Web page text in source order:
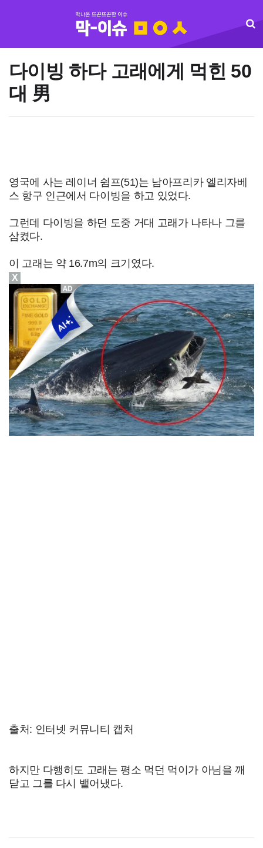
다이빙 하다 고래에게 먹힌 50
대 男
영국에 사는 레이너 쉼프(51)는 남아프리카 엘리자베
스 항구 인근에서 다이빙을 하고 있었다.
그런데 다이빙을 하던 도중 거대 고래가 나타나 그를
삼켰다.
이 고래는 약 16.7m의 크기였다.
출처: 인터넷 커뮤니티 캡처
하지만 다행히도 고래는 평소 먹던 먹이가 아님을 깨
닫고 그를 다시 뱉어냈다.
X